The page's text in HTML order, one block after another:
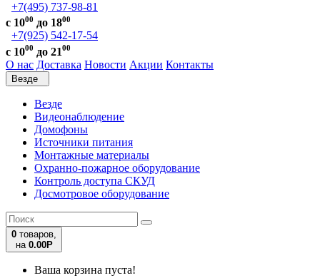
+7(495) 737-98-81
с 1000 до 1800
+7(925) 542-17-54
с 1000 до 2100
О нас Доставка Новости Акции Контакты
Везде
Везде
Видеонаблюдение
Домофоны
Источники питания
Монтажные материалы
Охранно-пожарное оборудование
Контроль доступа СКУД
Досмотровое оборудование
0 товаров,
на 0.00Р
Ваша корзина пуста!